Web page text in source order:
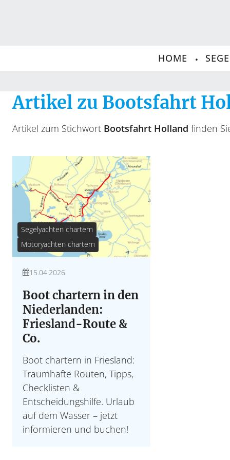
HOME
Artikel zu Bootsfahrt
Artikel zum Stichwort Bootsfahrt Holland finden
Segelyachten chartern
Motoryachten chartern
15.04.2026
Boot chartern in den
Niederlanden:
Friesland-Route &
Co.
Boot chartern in Friesland:
Traumhafte Routen, Tipps,
Checklisten &
Entscheidungshilfe. Urlaub
auf dem Wasser – jetzt
informieren und buchen!